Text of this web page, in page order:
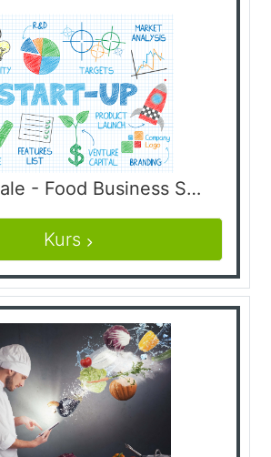
Start2Scale - Food Business Support from Idea to Reality
Kurs